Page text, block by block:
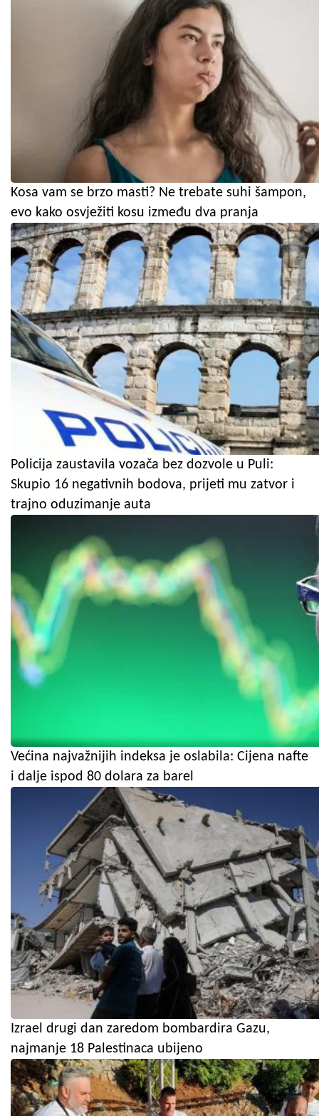
Kosa vam se brzo masti? Ne trebate suhi šampon,
evo kako osvježiti kosu između dva pranja
Policija zaustavila vozača bez dozvole u Puli:
Skupio 16 negativnih bodova, prijeti mu zatvor i
trajno oduzimanje auta
Većina najvažnijih indeksa je oslabila: Cijena nafte
i dalje ispod 80 dolara za barel
Izrael drugi dan zaredom bombardira Gazu,
najmanje 18 Palestinaca ubijeno